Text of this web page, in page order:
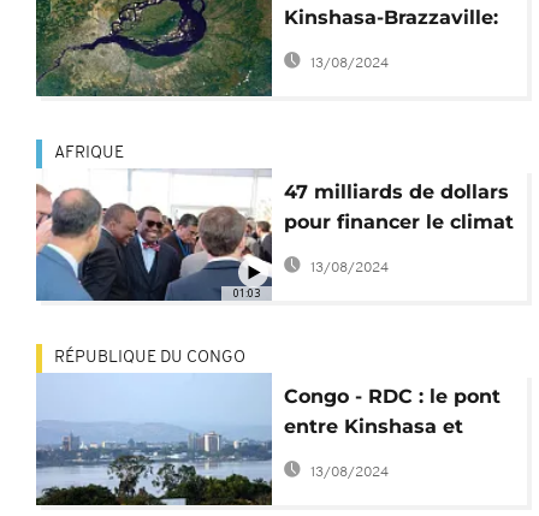
Kinshasa-Brazzaville:
la BAD annonce des
travaux en 2020
13/08/2024
01:03
AFRIQUE
47 milliards de dollars
pour financer le climat
en Afrique
13/08/2024
RÉPUBLIQUE DU CONGO
Congo - RDC : le pont
entre Kinshasa et
Brazzaville, bientôt
une réalité ?
13/08/2024